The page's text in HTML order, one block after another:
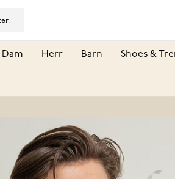
Dam Herr Barn Shoes &